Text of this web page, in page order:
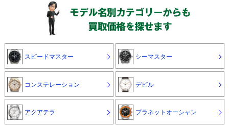
スピードマスター シーマスター
コンステレーション デビル
アクアテラ プラネットオーシャン